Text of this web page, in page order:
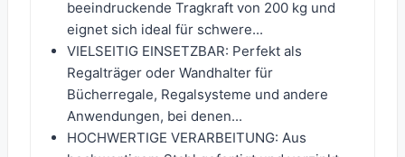
beeindruckende Tragkraft von 200 kg und
eignet sich ideal für schwere...
VIELSEITIG EINSETZBAR: Perfekt als
Regalträger oder Wandhalter für
Bücherregale, Regalsysteme und andere
Anwendungen, bei denen...
HOCHWERTIGE VERARBEITUNG: Aus